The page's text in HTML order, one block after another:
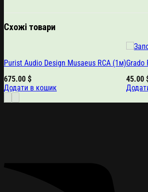
Схожі товари
Purist Audio Design Musaeus RCA (1м)
675.00 $
Додати в кошик
Grado
45.00